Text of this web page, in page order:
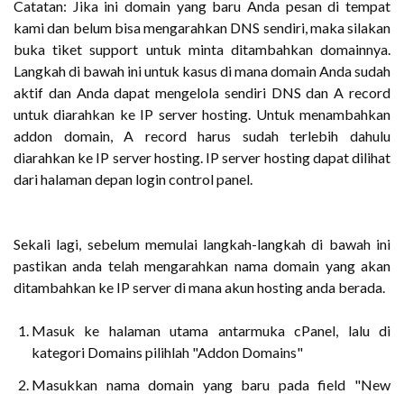
Catatan: Jika ini domain yang baru Anda pesan di tempat
kami dan belum bisa mengarahkan DNS sendiri, maka silakan
buka tiket support untuk minta ditambahkan domainnya.
Langkah di bawah ini untuk kasus di mana domain Anda sudah
aktif dan Anda dapat mengelola sendiri DNS dan A record
untuk diarahkan ke IP server hosting. Untuk menambahkan
addon domain, A record harus sudah terlebih dahulu
diarahkan ke IP server hosting. IP server hosting dapat dilihat
dari halaman depan login control panel.
Sekali lagi, sebelum memulai langkah-langkah di bawah ini
pastikan anda telah mengarahkan nama domain yang akan
ditambahkan ke IP server di mana akun hosting anda berada.
Masuk ke halaman utama antarmuka cPanel, lalu di
kategori Domains pilihlah "Addon Domains"
Masukkan nama domain yang baru pada field "New